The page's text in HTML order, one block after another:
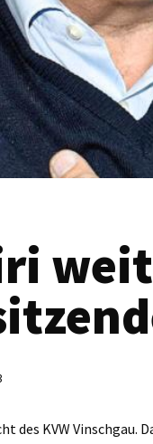
des KVW Vinschgau.